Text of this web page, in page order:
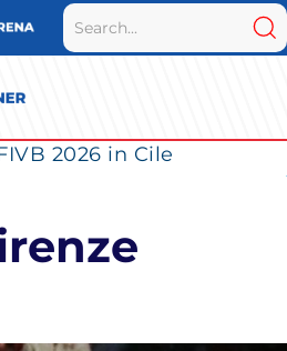
2026 in Cile